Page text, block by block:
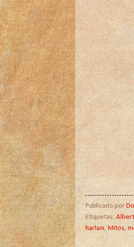
Publicado por
Etiquetas:
harlani, Mitos,